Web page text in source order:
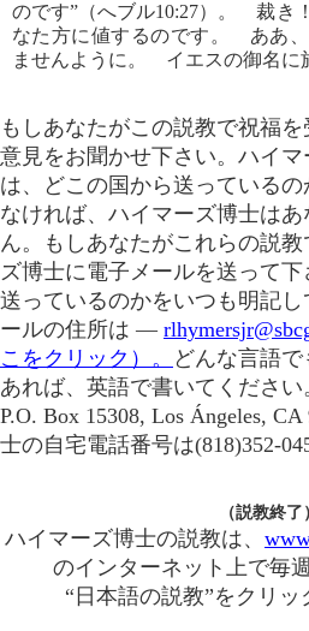
のです”（へブル10:27）。 裁
なた方に値するのです。 ああ、
ませんように。 イエスの御名に
もしあなたがこの説教で祝福
意見をお聞かせ下さい。ハイ
は、どこの国から送っている
なければ、ハイマーズ博士は
ん。もしあなたがこれらの説
ズ博士に電子メールを送って
送っているのかをいつも明記
ールの住所は ―
こをクリック）。
どんな言語
あれば、英語で書いてくださ
P.O. Box 15308, Los Ángeles,
士の自宅電話番号は(818)352-
（説教終了
ハイマーズ博士の説教は、
のインターネット上で毎
“日本語の説教”をクリッ